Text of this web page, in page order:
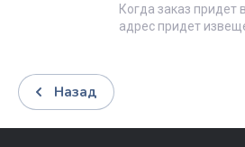
Когда заказ придет
адрес придет
Назад